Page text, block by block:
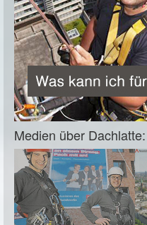
Medien über Dachlatte: